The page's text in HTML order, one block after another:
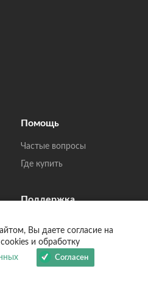
Помощь
Частые вопросы
Где купить
Поддержка
Написать в MAX
Вы даете согласие на
и обработку
Согласен